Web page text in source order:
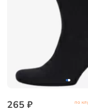
265 ₽ по